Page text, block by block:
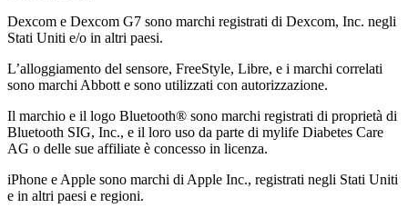
Dexcom e Dexcom G7 sono marchi registrati di Dexcom, Inc. negli
Stati Uniti e/o in altri paesi.
L’alloggiamento del sensore, FreeStyle, Libre, e i marchi correlati
sono marchi Abbott e sono utilizzati con autorizzazione.
Il marchio e il logo Bluetooth® sono marchi registrati di proprietà di
Bluetooth SIG, Inc., e il loro uso da parte di mylife Diabetes Care
AG o delle sue affiliate è concesso in licenza.
iPhone e Apple sono marchi di Apple Inc., registrati negli Stati Uniti
e in altri paesi e regioni.